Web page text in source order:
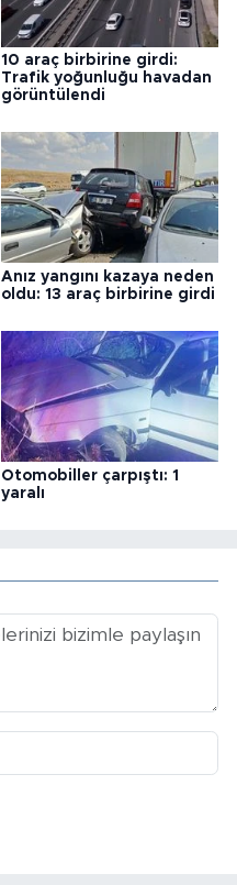
10 araç birbirine girdi:
Trafik yoğunluğu havadan
görüntülendi
Anız yangını kazaya neden
oldu: 13 araç birbirine girdi
Otomobiller çarpıştı: 1
yaralı